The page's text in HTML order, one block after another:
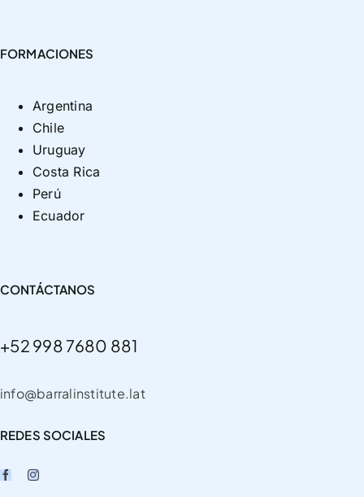
FORMACIONES
Argentina
Chile
Uruguay
Costa Rica
Perú
Ecuador
CONTÁCTANOS
+52 998 7680 881
info@barralinstitute.lat
REDES SOCIALES